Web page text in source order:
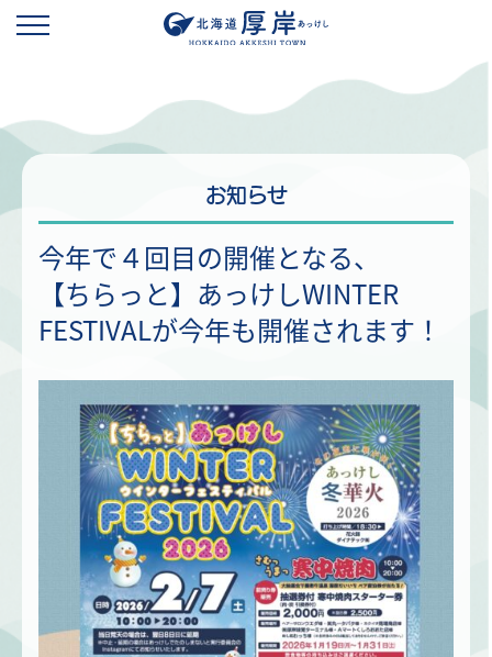
お知らせ
今年で４回目の開催となる、
【ちらっと】あっけしWINTER
FESTIVALが今年も開催されます！